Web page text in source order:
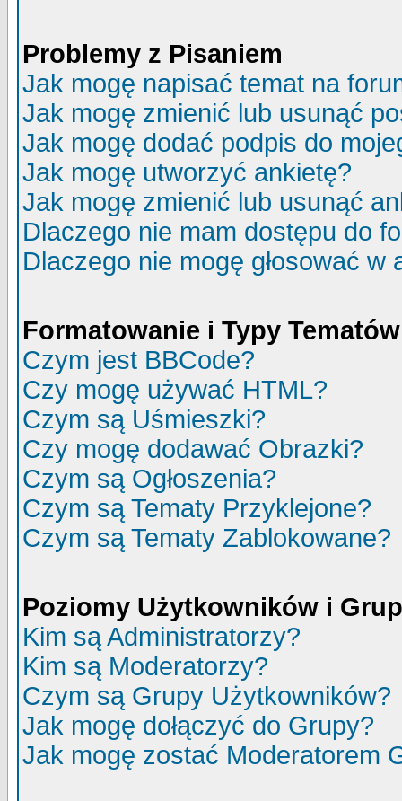
Problemy z Pisaniem
Jak mogę napisać temat na
Jak mogę zmienić lub usunąć
Jak mogę dodać podpis do
Jak mogę utworzyć ankietę?
Jak mogę zmienić lub usunąć
Dlaczego nie mam dostępu do
Dlaczego nie mogę głosować w
Formatowanie i Typy Tematów
Czym jest BBCode?
Czy mogę używać HTML?
Czym są Uśmieszki?
Czy mogę dodawać Obrazki?
Czym są Ogłoszenia?
Czym są Tematy Przyklejone?
Czym są Tematy Zablokowane?
Poziomy Użytkowników i
Kim są Administratorzy?
Kim są Moderatorzy?
Czym są Grupy Użytkowników?
Jak mogę dołączyć do Grupy?
Jak mogę zostać Moderatorem